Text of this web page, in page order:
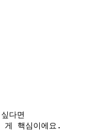
다면
핵심이에요.